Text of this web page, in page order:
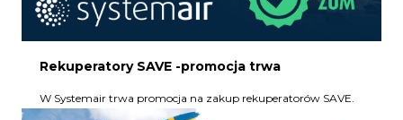
Rekuperatory SAVE -promocja trwa
W Systemair trwa promocja na zakup rekuperatorów SAVE.